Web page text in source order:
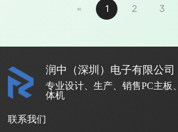
« 1 2 3
润中（深圳）电子有限公司
专业设计、生产、销售PC主板
体机
联系我们